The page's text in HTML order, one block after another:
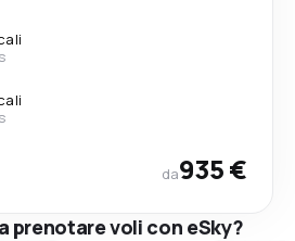
da935 €
prenotare voli con eSky?